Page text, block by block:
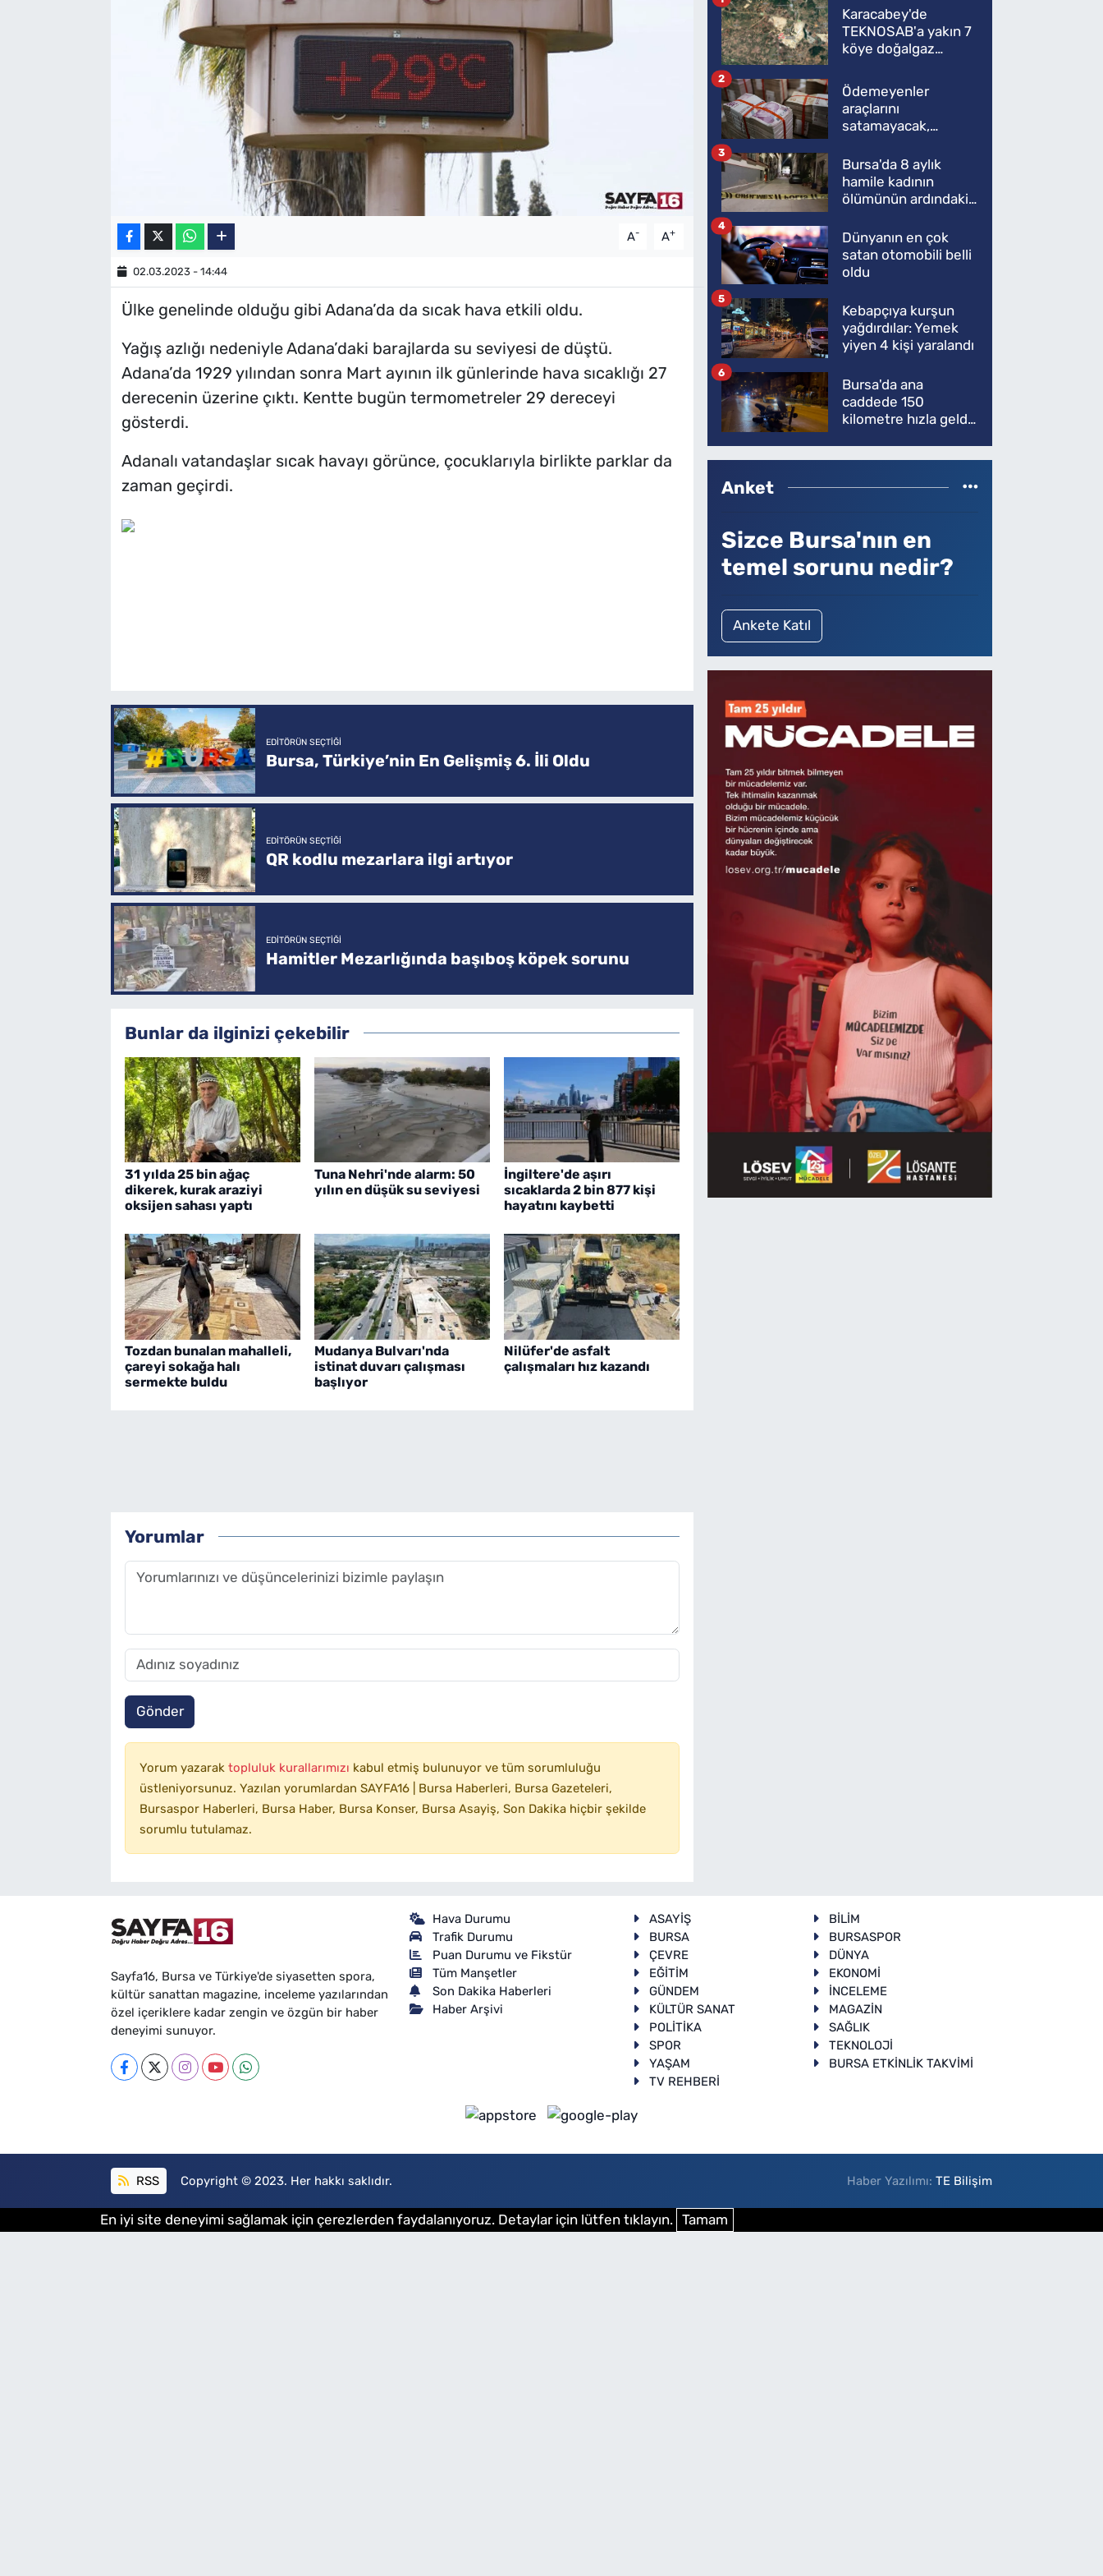
A- A+
02.03.2023 - 14:44
Ülke genelinde olduğu gibi Adana’da da sıcak hava etkili oldu.
Yağış azlığı nedeniyle Adana’daki barajlarda su seviyesi de düştü.
Adana’da 1929 yılından sonra Mart ayının ilk günlerinde hava sıcaklığı 27
derecenin üzerine çıktı. Kentte bugün termometreler 29 dereceyi
gösterdi.
Adanalı vatandaşlar sıcak havayı görünce, çocuklarıyla birlikte parklar da
zaman geçirdi.
EDITÖRÜN SEÇTIĞI
Bursa, Türkiye’nin En Gelişmiş 6. İli Oldu
EDITÖRÜN SEÇTIĞI
QR kodlu mezarlara ilgi artıyor
EDITÖRÜN SEÇTIĞI
Hamitler Mezarlığında başıboş köpek sorunu
Bunlar da ilginizi çekebilir
31 yılda 25 bin ağaç
dikerek, kurak araziyi
oksijen sahası yaptı
Tuna Nehri'nde alarm: 50
yılın en düşük su seviyesi
İngiltere'de aşırı
sıcaklarda 2 bin 877 kişi
hayatını kaybetti
Tozdan bunalan mahalleli,
çareyi sokağa halı
sermekte buldu
Mudanya Bulvarı'nda
istinat duvarı çalışması
başlıyor
Nilüfer'de asfalt
çalışmaları hız kazandı
Yorumlar
Gönder
Yorum yazarak topluluk kurallarımızı kabul etmiş bulunuyor ve tüm sorumluluğu
üstleniyorsunuz. Yazılan yorumlardan SAYFA16 | Bursa Haberleri, Bursa Gazeteleri,
Bursaspor Haberleri, Bursa Haber, Bursa Konser, Bursa Asayiş, Son Dakika hiçbir şekilde
sorumlu tutulamaz.
Karacabey'de
TEKNOSAB'a yakın 7
köye doğalgaz
Ödemeyenler
araçlarını
satamayacak,
2
Bursa'da 8 aylık
hamile kadının
ölümünün ardındaki
3
Dünyanın en çok
satan otomobili belli
oldu
4
Kebapçıya kurşun
yağdırdılar: Yemek
yiyen 4 kişi yaralandı
5
Bursa'da ana
caddede 150
kilometre hızla geldi,
6
Anket
Sizce Bursa'nın en
temel sorunu nedir?
Ankete Katıl
Sayfa16, Bursa ve Türkiye'de siyasetten spora,
kültür sanattan magazine, inceleme yazılarından
özel içeriklere kadar zengin ve özgün bir haber
deneyimi sunuyor.
Hava Durumu
Trafik Durumu
Puan Durumu ve Fikstür
Tüm Manşetler
Son Dakika Haberleri
Haber Arşivi
ASAYİŞ
BİLİM
BURSA
BURSASPOR
ÇEVRE
DÜNYA
EĞİTİM
EKONOMİ
GÜNDEM
İNCELEME
KÜLTÜR SANAT
MAGAZİN
POLİTİKA
SAĞLIK
SPOR
TEKNOLOJİ
YAŞAM
BURSA ETKİNLİK TAKVİMİ
TV REHBERİ
RSS Copyright © 2023. Her hakkı saklıdır. Haber Yazılımı:TE Bilişim
En iyi site deneyimi sağlamak için çerezlerden faydalanıyoruz. Detaylar için lütfen tıklayın. Tamam